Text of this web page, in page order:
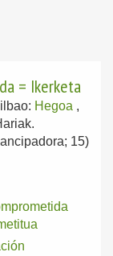
= Ikerketa
Hegoa ,
15)